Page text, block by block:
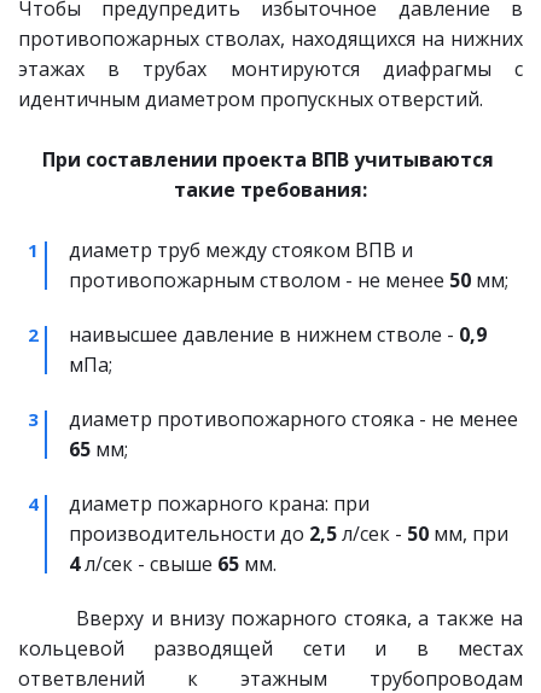
Чтобы предупредить избыточное давление в
противопожарных стволах, находящихся на нижних
этажах в трубах монтируются диафрагмы с
идентичным диаметром пропускных отверстий.
При составлении проекта ВПВ учитываются
такие требования:
диаметр труб между стояком ВПВ и
противопожарным стволом - не менее 50 мм;
наивысшее давление в нижнем стволе - 0,9
мПа;
65 мм;
диаметр пожарного крана: при
производительности до 2,5 л/сек - 50
4 л/сек - свыше 65 мм.
Вверху и внизу пожарного стояка, а также на
кольцевой разводящей сети и в местах
ответвлений к этажным трубопроводам